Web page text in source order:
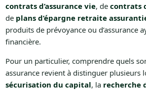
contrats d’assurance vie, de contrats
de plans d’épargne retraite
produits de prévoyance ou d’assurance
financière.
Pour un particulier, comprendre quels
assurance revient à distinguer plusieurs
sécurisation du capital, la recherche